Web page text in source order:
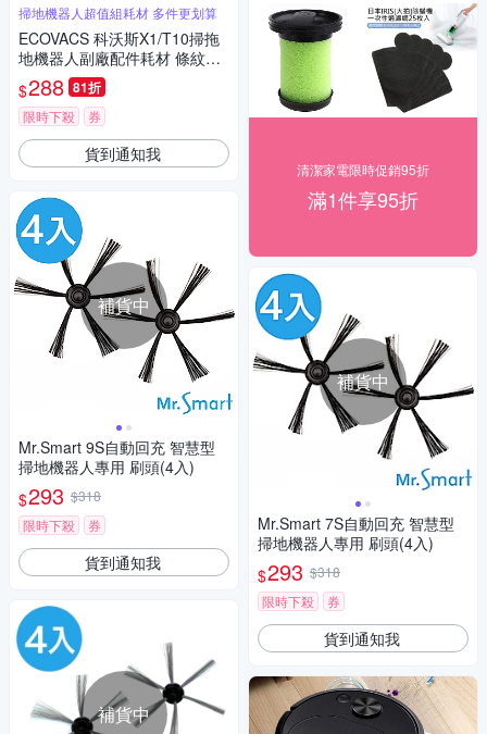
掃地機器人超值組耗材 多件更划算
ECOVACS 科沃斯X1/T10掃拖
地機器人副廠配件耗材 條紋抹
布超值4入
$288 81折
限時下殺 券
貨到通知我
補貨中
Mr.Smart 9S自動回充 智慧型
掃地機器人專用 刷頭(4入)
$293 $318
限時下殺
券
貨到通知我
補貨中
清潔家電限時促銷95折
滿1件享95折
補貨中
Mr.Smart 7S自動回充 智慧型
掃地機器人專用 刷頭(4入)
$293 $318
限時下殺
券
貨到通知我